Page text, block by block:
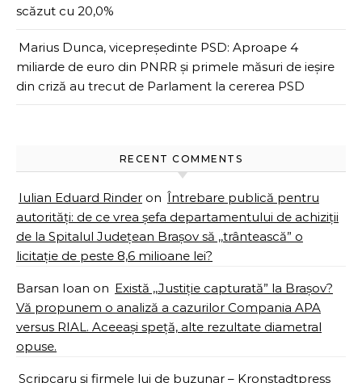
scăzut cu 20,0%
Marius Dunca, vicepreședinte PSD: Aproape 4
miliarde de euro din PNRR și primele măsuri de ieșire
din criză au trecut de Parlament la cererea PSD
RECENT COMMENTS
Iulian Eduard Rinder on Întrebare publică pentru
autorități: de ce vrea șefa departamentului de achiziții
de la Spitalul Județean Brașov să ,,trântească” o
licitație de peste 8,6 milioane lei?
Barsan Ioan on Există ,,Justiție capturată” la Brașov?
Vă propunem o analiză a cazurilor Compania APA
versus RIAL. Aceeași speță, alte rezultate diametral
opuse.
Scripcaru și firmele lui de buzunar – Kronstadtpress